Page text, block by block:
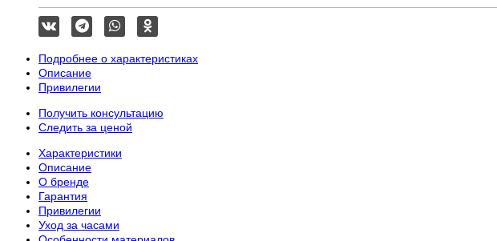
Подробнее о характеристиках
Описание
Привилегии
Получить консультацию
Следить за ценой
Характеристики
Описание
О бренде
Гарантия
Привилегии
Уход за часами